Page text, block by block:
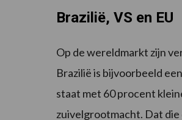
Brazilië, VS en EU
Op de wereldmarkt zijn
Brazilië is bijvoorbeeld
staat met 60 procent
zuivelgrootmacht. Dat die